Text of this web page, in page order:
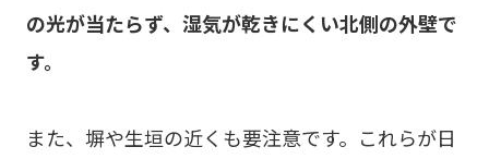
の光が当たらず、湿気が乾きにくい北側の外壁で
す。
また、塀や生垣の近くも要注意です。これらが日